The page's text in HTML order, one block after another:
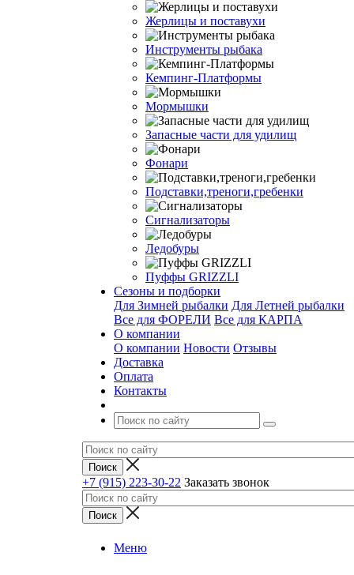
Жерлицы и поставухи
Инструменты рыбака
Кемпинг-Платформы
Мормышки
Запасные части для удилищ
Фонари
Подставки,треноги,гребенки
Сигнализаторы
Ледобуры
Пуффы GRIZZLI
Сезоны и подборки
Для Зимней рыбалки Для Летней рыбалки
Все для ФОРЕЛИ Все для КАРПА
О компании
О компании Новости Отзывы
Доставка
Оплата
Контакты
+7 (915) 223-30-22 Заказать звонок
Меню